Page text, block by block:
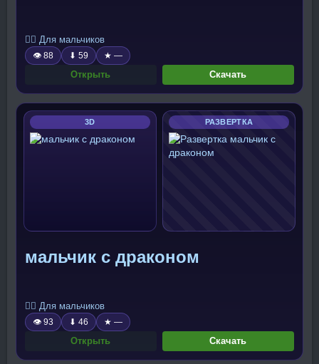
🧍‍♂️ Для мальчиков
👁 88 ⬇ 59 ★ —
Открыть Скачать
3D РАЗВЕРТКА
мальчик с драконом
🧍‍♂️ Для мальчиков
👁 93 ⬇ 46 ★ —
Открыть Скачать